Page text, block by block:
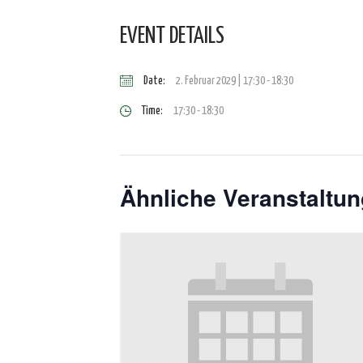
EVENT DETAILS
Date: 2. Februar 2029 | 17:30-18:30
Time: 17:30 - 18:30
Ähnliche